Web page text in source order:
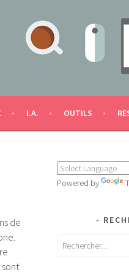
I.A. OUTILS
de
sont
Powered by
Rechercher :